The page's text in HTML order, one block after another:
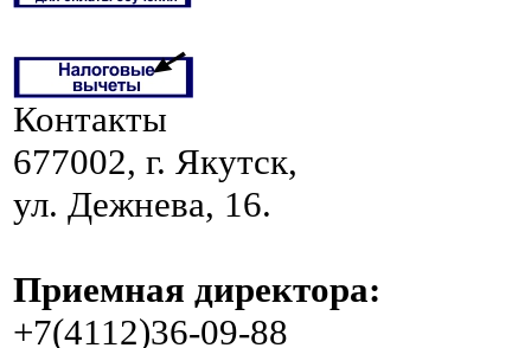
Контакты
677002, г. Якутск,
ул. Дежнева, 16.
Приемная директора:
+7(4112)36-09-88